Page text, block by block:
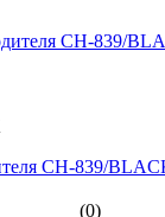
CH-839/
(0)